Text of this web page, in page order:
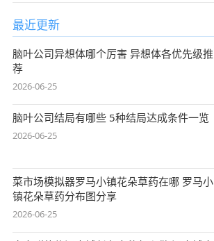
最近更新
脑叶公司异想体哪个厉害 异想体各优先级推
荐
2026-06-25
脑叶公司结局有哪些 5种结局达成条件一览
2026-06-25
菜市场模拟器罗马小镇花朵草药在哪 罗马小
镇花朵草药分布图分享
2026-06-25